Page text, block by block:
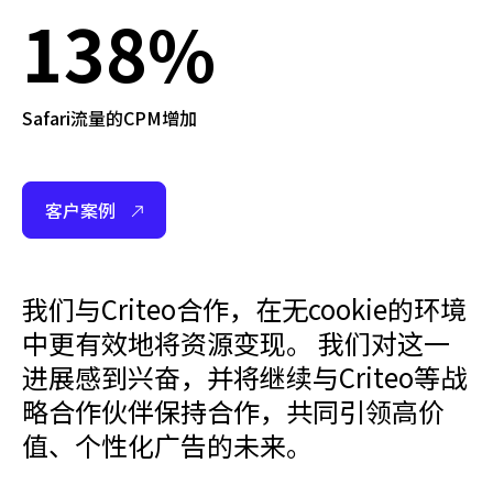
138%
Safari流量的CPM增加
客户案例
我们与Criteo合作，在无cookie的环境
中更有效地将资源变现。 我们对这一
进展感到兴奋，并将继续与Criteo等战
略合作伙伴保持合作，共同引领高价
值、个性化广告的未来。